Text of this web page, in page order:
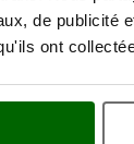
de publicité
ont